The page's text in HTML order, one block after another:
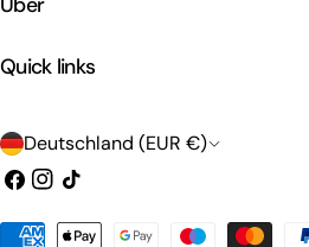
Quick links
L
a
n
Deutschland (EUR €)
Facebook
Instagram
Tick
Tack
Zahlungsarten